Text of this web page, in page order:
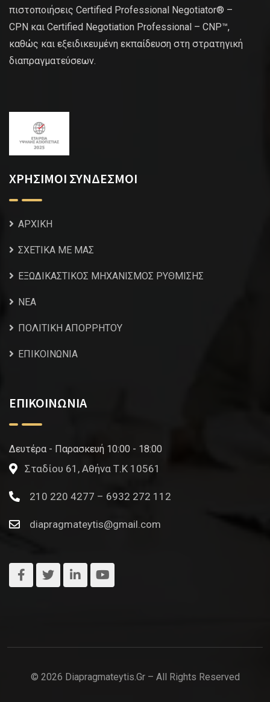
πιστοποιήσεις Certified Professional Negotiator® –
CPN και Certified Negotiation Professional – CNP™,
καθώς και εξειδικευμένη εκπαίδευση στη στρατηγική
διαπραγματεύσεων.
ΧΡΗΣΙΜΟΙ ΣΥΝΔΕΣΜΟΙ
ΑΡΧΙΚΗ
ΣΧΕΤΙΚΑ ΜΕ ΜΑΣ
ΕΞΩΔΙΚΑΣΤΙΚΟΣ ΜΗΧΑΝΙΣΜΟΣ ΡΥΘΜΙΣΗΣ
NEA
ΠΟΛΙΤΙΚΗ ΑΠΟΡΡΗΤΟΥ
ΕΠΙΚΟΙΝΩΝΙΑ
ΕΠΙΚΟΙΝΩΝΙΑ
Δευτέρα - Παρασκευή 10:00 - 18:00
Σταδίου 61, Αθήνα Τ.Κ 10561
210 220 4277 – 6932 272 112
diapragmateytis@gmail.com
© 2026 Diapragmateytis.gr – All Rights Reserved